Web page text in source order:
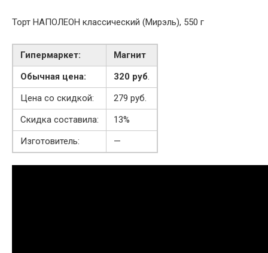
Торт НАПОЛЕОН классический (Мирэль), 550 г
Гипермаркет:
Магнит
Обычная цена:
320 руб.
Цена со скидкой:
279 руб.
Скидка составила:
13%
Изготовитель:
—